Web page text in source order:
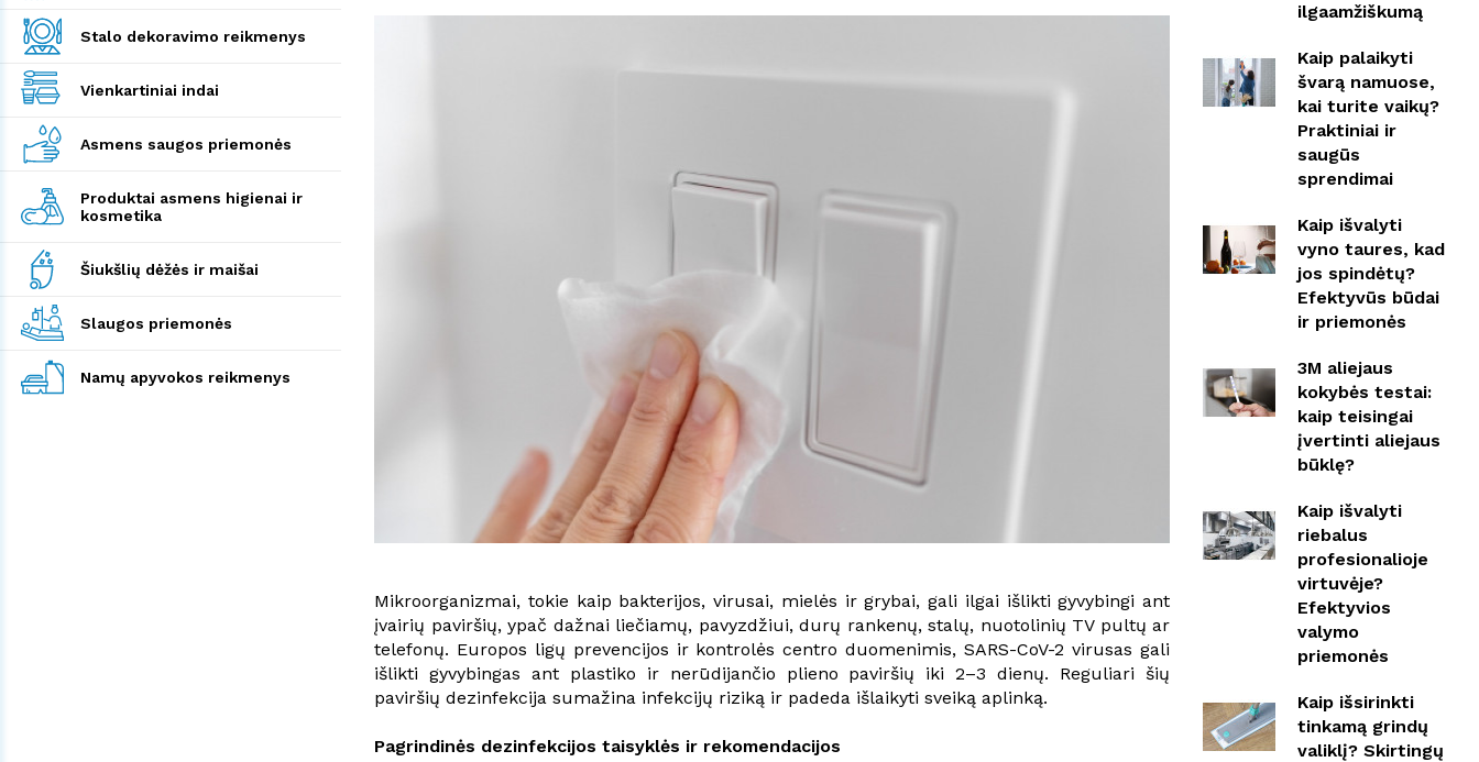
Stalo dekoravimo reikmenys
Vienkartiniai indai
Asmens saugos priemonės
Produktai asmens higienai ir
kosmetika
Šiukšlių dėžės ir maišai
Slaugos priemonės
Namų apyvokos reikmenys
ilgaamžiškumą
Kaip palaikyti
švarą namuose,
kai turite vaikų?
Praktiniai ir
saugūs
sprendimai
Kaip išvalyti
vyno taures, kad
jos spindėtų?
Efektyvūs būdai
ir priemonės
3M aliejaus
kokybės testai:
kaip teisingai
įvertinti aliejaus
būklę?
Kaip išvalyti
riebalus
profesionalioje
virtuvėje?
Efektyvios
valymo
priemonės
Kaip išsirinkti
tinkamą grindų
valiklį? Skirtingų
Mikroorganizmai, tokie kaip bakterijos, virusai, mielės ir grybai, gali ilgai išlikti gyvybingi ant
įvairių paviršių, ypač dažnai liečiamų, pavyzdžiui, durų rankenų, stalų, nuotolinių TV pultų ar
telefonų. Europos ligų prevencijos ir kontrolės centro duomenimis, SARS-CoV-2 virusas gali
išlikti gyvybingas ant plastiko ir nerūdijančio plieno paviršių iki 2–3 dienų. Reguliari šių
paviršių dezinfekcija sumažina infekcijų riziką ir padeda išlaikyti sveiką aplinką.
Pagrindinės dezinfekcijos taisyklės ir rekomendacijos